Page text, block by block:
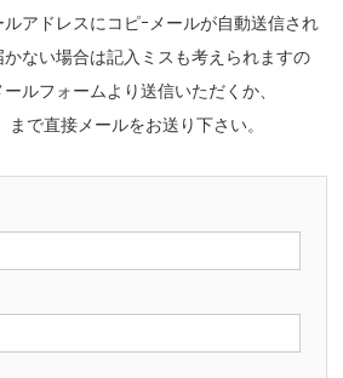
アドレスにコピｰメールが自動送信され
ない場合は記入ミスも考えられますの
ルフォームより送信いただくか、
まで直接メールをお送り下さい。